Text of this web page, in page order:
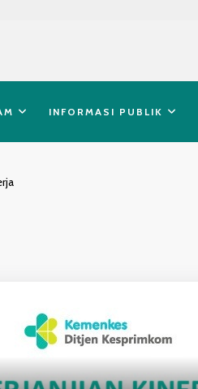
INFORMASI PUBLIK